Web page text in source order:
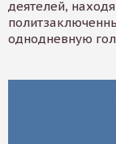
деятелей,
однодневную